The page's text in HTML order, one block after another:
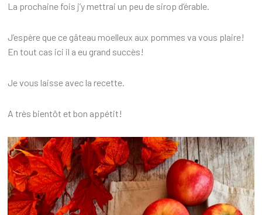
La prochaine fois j’y mettrai un peu de sirop d’érable.
J’espère que ce gâteau moelleux aux pommes va vous plaire!
En tout cas ici il a eu grand succès!
Je vous laisse avec la recette.
A très bientôt et bon appétit!